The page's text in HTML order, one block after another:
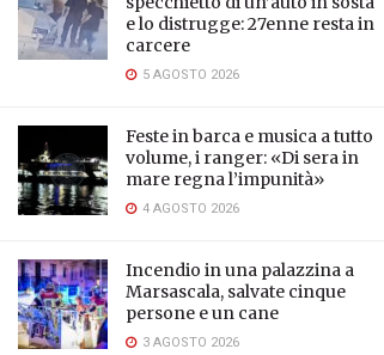
e lo distrugge: 27enne resta in
carcere
5 AGOSTO 2026
Feste in barca e musica a tutto
volume, i ranger: «Di sera in
mare regna l’impunità»
4 AGOSTO 2026
Incendio in una palazzina a
Marsascala, salvate cinque
persone e un cane
3 AGOSTO 2026